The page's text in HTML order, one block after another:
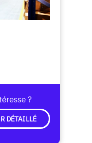
?
DÉTAILLÉ